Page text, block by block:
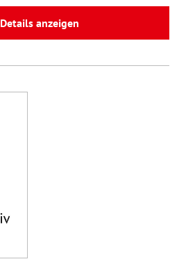
Details anzeigen